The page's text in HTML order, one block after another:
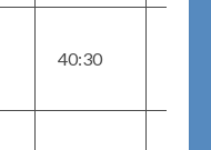
40:30